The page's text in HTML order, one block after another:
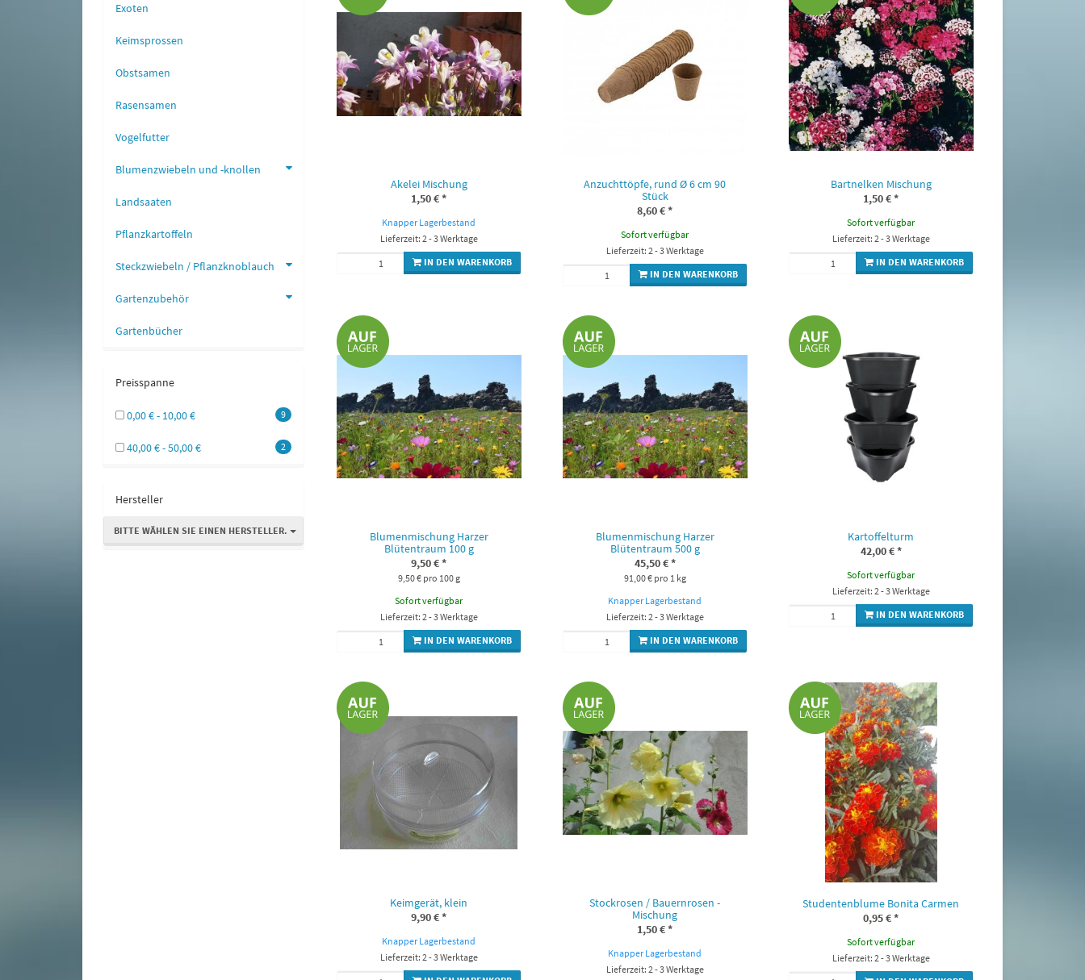
Akelei Mischung
1,50 €*
Knapper Lagerbestand
Lieferzeit: 2 - 3 Werktage
IN DEN WARENKORB
Anzuchttöpfe, rund Ø 6 cm 90
Stück
8,60 €*
Sofort verfügbar
Lieferzeit: 2 - 3 Werktage
IN DEN WARENKORB
Bartnelken Mischung
1,50 €*
Sofort verfügbar
Lieferzeit: 2 - 3 Werktage
IN DEN WARENKORB
Blumenmischung Harzer
Blütentraum 100 g
9,50 €*
9,50 € pro 100 g
Sofort verfügbar
Lieferzeit: 2 - 3 Werktage
IN DEN WARENKORB
Blumenmischung Harzer
Blütentraum 500 g
45,50 €*
91,00 € pro 1 kg
Knapper Lagerbestand
Lieferzeit: 2 - 3 Werktage
IN DEN WARENKORB
Kartoffelturm
42,00 €*
Sofort verfügbar
Lieferzeit: 2 - 3 Werktage
IN DEN WARENKORB
Keimgerät, klein
9,90 €*
Knapper Lagerbestand
Lieferzeit: 2 - 3 Werktage
Stockrosen / Bauernrosen -
Mischung
1,50 €*
Knapper Lagerbestand
Lieferzeit: 2 - 3 Werktage
Studentenblume Bonita Carmen
0,95 €*
Sofort verfügbar
Lieferzeit: 2 - 3 Werktage
Exoten
Keimsprossen
Obstsamen
Rasensamen
Vogelfutter
Blumenzwiebeln und -knollen
Landsaaten
Pflanzkartoffeln
Steckzwiebeln / Pflanzknoblauch
Gartenzubehör
Gartenbücher
Preisspanne
9
0,00 € - 10,00 €
2
40,00 € - 50,00 €
Hersteller
BITTE WÄHLEN SIE EINEN HERSTELLER.